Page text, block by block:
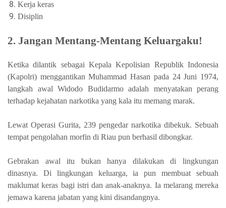
Kerja keras
Disiplin
2. Jangan Mentang-Mentang Keluargaku!
Ketika dilantik sebagai Kepala Kepolisian Republik Indonesia
(Kapolri) menggantikan Muhammad Hasan pada 24 Juni 1974,
langkah awal Widodo Budidarmo adalah menyatakan perang
terhadap kejahatan narkotika yang kala itu memang marak.
Lewat Operasi Gurita, 239 pengedar narkotika dibekuk. Sebuah
tempat pengolahan morfin di Riau pun berhasil dibongkar.
Gebrakan awal itu bukan hanya dilakukan di lingkungan
dinasnya. Di lingkungan keluarga, ia pun membuat sebuah
maklumat keras bagi istri dan anak-anaknya. Ia melarang mereka
jemawa karena jabatan yang kini disandangnya.